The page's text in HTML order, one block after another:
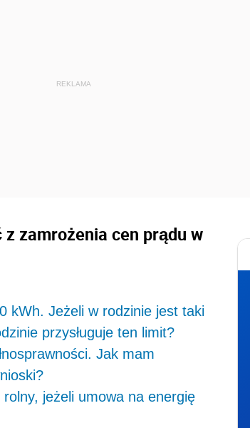
zamrożenia cen prądu w
kWh. Jeżeli w rodzinie jest taki
przysługuje ten limit?
Jak mam
rolny, jeżeli umowa na energię